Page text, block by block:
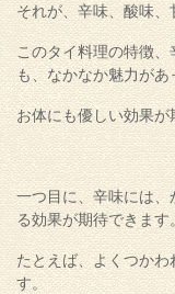
それが、辛味、酸味、
このタイ料理の特徴
も、なかなか魅力があ
お体にも優しい効果が
一つ目に、辛味には
る効果が期待できます
たとえば、よくつか
す。